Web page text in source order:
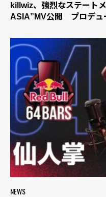
killwiz、強烈なステート
ASIA”MV公開 プロデュ
NEWS